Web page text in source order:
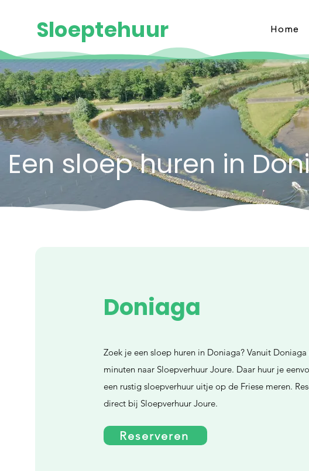
Sloeptehuur Home
Een sloep huren in
Doniaga
Zoek je een sloep huren in Doniaga? Vanuit
minuten naar Sloepverhuur Joure. Daar huur je
een rustig sloepverhuur uitje op de Friese meren.
direct bij Sloepverhuur Joure.
Reserveren